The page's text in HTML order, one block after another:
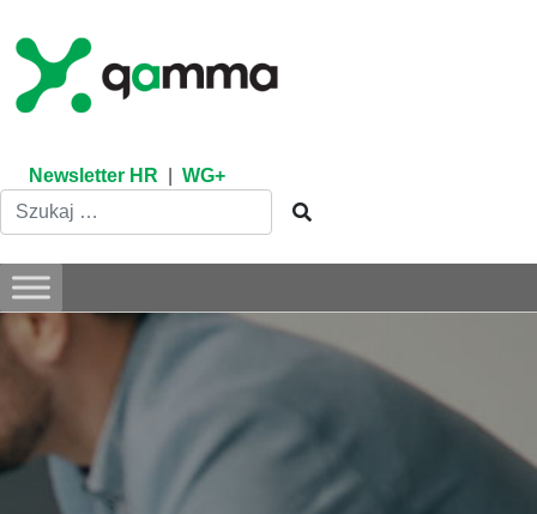
content
Newsletter HR WG+